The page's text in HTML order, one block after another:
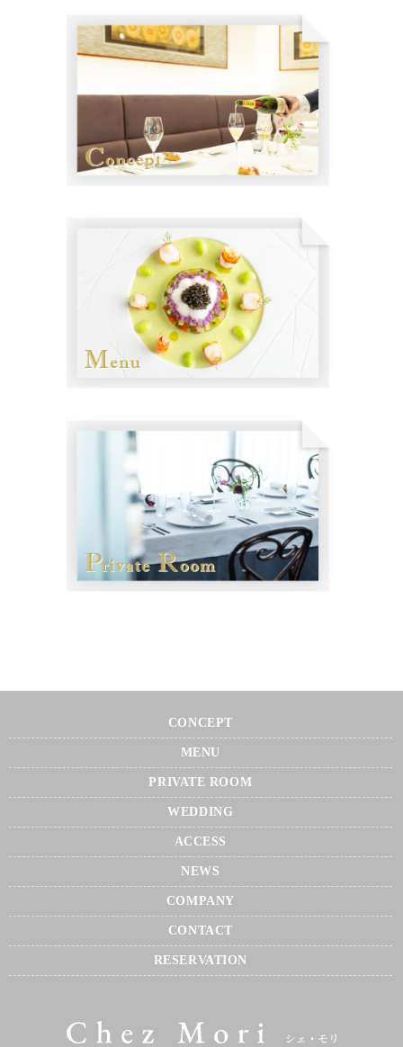
CONCEPT
MENU
PRIVATE ROOM
WEDDING
ACCESS
NEWS
COMPANY
CONTACT
RESERVATION